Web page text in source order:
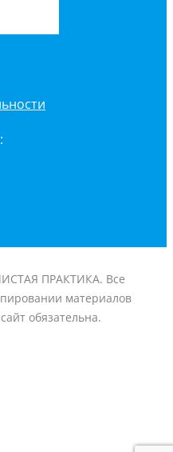
ПРАКТИКА. Все
материалов
обязательна.